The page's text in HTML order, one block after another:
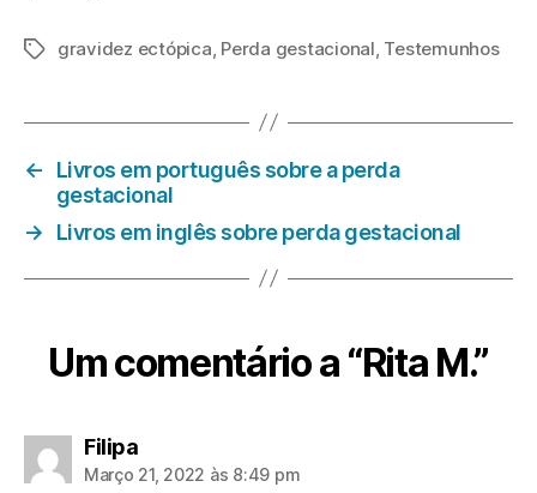
Etiquetas
gravidez ectópica Perda gestacional Testemunhos
←
Livros em português sobre a perda
gestacional
→
Livros em inglês sobre perda gestacional
Um comentário a “Rita M.”
Filipadiz:
Março 21, 2022 às 8:49 pm